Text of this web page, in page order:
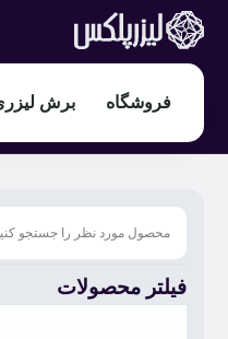
فروشگاه برش
فیلتر محصولات